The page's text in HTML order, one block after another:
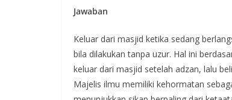
Jawaban
Keluar dari masjid ketika sedang
bila dilakukan tanpa uzur. Hal ini
keluar dari masjid setelah adzan, lalu
Majelis ilmu memiliki kehormatan